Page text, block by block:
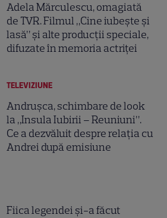
Adela Mărculescu, omagiată
de TVR. Filmul „Cine iubește și
lasă” și alte producții speciale,
difuzate în memoria actriței
TELEVIZIUNE
Andrușca, schimbare de look
la „Insula Iubirii – Reuniuni”.
Ce a dezvăluit despre relația cu
Andrei după emisiune
Fiica legendei și-a făcut